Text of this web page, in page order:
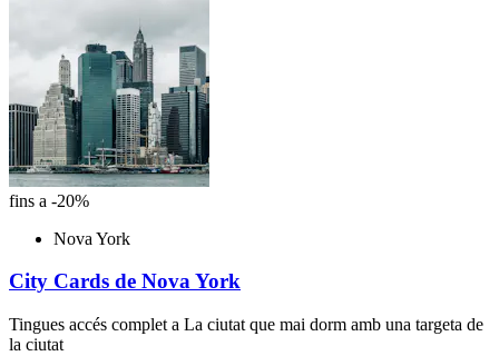
fins a -20%
Nova York
City Cards de Nova York
Tingues accés complet a La ciutat que mai dorm amb una targeta de
la ciutat